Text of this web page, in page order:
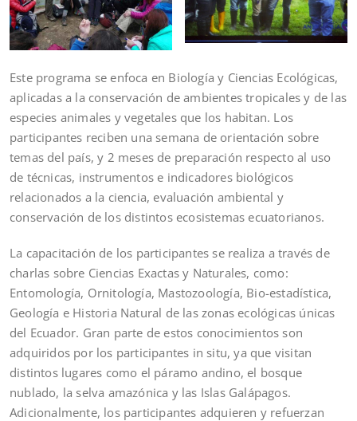
Este programa se enfoca en Biología y Ciencias Ecológicas,
aplicadas a la conservación de ambientes tropicales y de las
especies animales y vegetales que los habitan. Los
participantes reciben una semana de orientación sobre
temas del país, y 2 meses de preparación respecto al uso
de técnicas, instrumentos e indicadores biológicos
relacionados a la ciencia, evaluación ambiental y
conservación de los distintos ecosistemas ecuatorianos.
La capacitación de los participantes se realiza a través de
charlas sobre Ciencias Exactas y Naturales, como:
Entomología, Ornitología, Mastozoología, Bio-estadística,
Geología e Historia Natural de las zonas ecológicas únicas
del Ecuador. Gran parte de estos conocimientos son
adquiridos por los participantes in situ, ya que visitan
distintos lugares como el páramo andino, el bosque
nublado, la selva amazónica y las Islas Galápagos.
Adicionalmente, los participantes adquieren y refuerzan